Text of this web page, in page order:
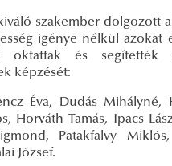
szakember dolgozott
igénye nélkül azokat
oktattak és segítették
képzését:
Éva, Dudás Mihályné,
Horváth Tamás, Ipacs
Patakfalvy
József.